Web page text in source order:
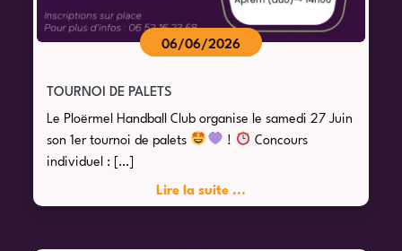
06/06/2026
TOURNOI DE PALETS
Le Ploërmel Handball Club organise le samedi 27 Juin
son 1er tournoi de palets
!
Concours
individuel : […]
Lire la suite ...